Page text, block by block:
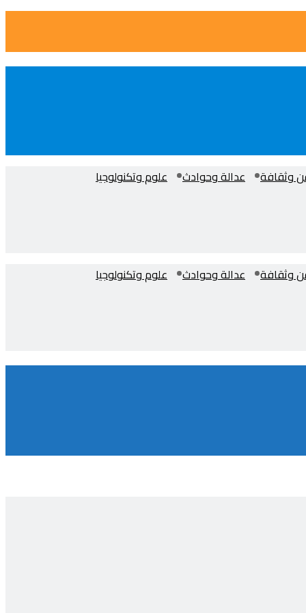
وثقافة عدالة وحوادث علوم وتكنولوجيا
وثقافة عدالة وحوادث علوم وتكنولوجيا